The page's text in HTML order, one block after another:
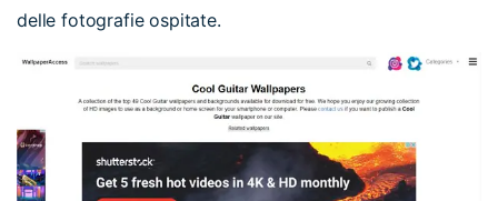
delle fotografie ospitate.